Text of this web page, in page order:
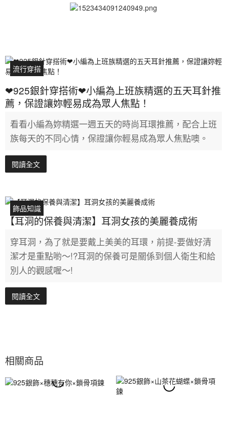
流行穿搭
❤925銀針穿搭術❤小編為上班族精選的五天耳針推
薦，保證讓妳輕易成為眾人焦點！
看看小編為妳精選一週五天的時尚耳環推薦，配合上班
族每天的不同心情，保證讓你輕易成為眾人焦點噢。
閱讀全文
飾品知識
【耳洞的保養與清潔】耳洞女孩的美麗養成術
穿耳洞，為了就是要戴上美美的耳環，前提-要做好清
潔才是重點喲～!?耳洞的保養可是關係到個人衛生和給
別人的觀感喔～!
閱讀全文
相關商品